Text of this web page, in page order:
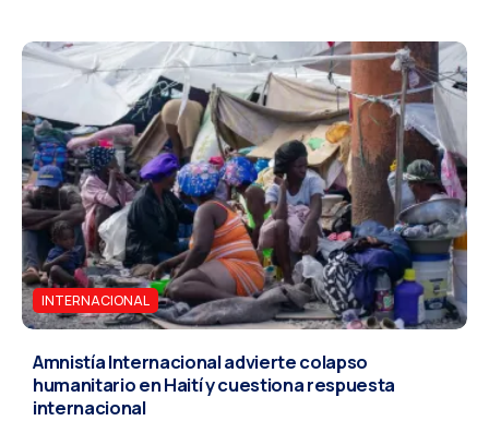
INTERNACIONAL
Amnistía Internacional advierte colapso
humanitario en Haití y cuestiona respuesta
internacional